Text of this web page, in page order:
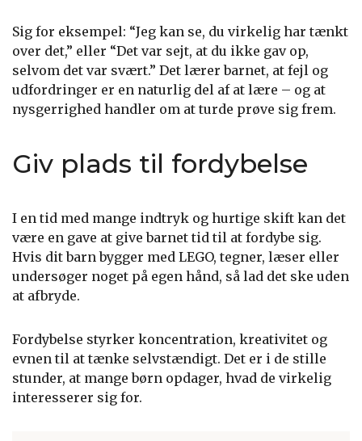
Sig for eksempel: “Jeg kan se, du virkelig har tænkt
over det,” eller “Det var sejt, at du ikke gav op,
selvom det var svært.” Det lærer barnet, at fejl og
udfordringer er en naturlig del af at lære – og at
nysgerrighed handler om at turde prøve sig frem.
Giv plads til fordybelse
I en tid med mange indtryk og hurtige skift kan det
være en gave at give barnet tid til at fordybe sig.
Hvis dit barn bygger med LEGO, tegner, læser eller
undersøger noget på egen hånd, så lad det ske uden
at afbryde.
Fordybelse styrker koncentration, kreativitet og
evnen til at tænke selvstændigt. Det er i de stille
stunder, at mange børn opdager, hvad de virkelig
interesserer sig for.